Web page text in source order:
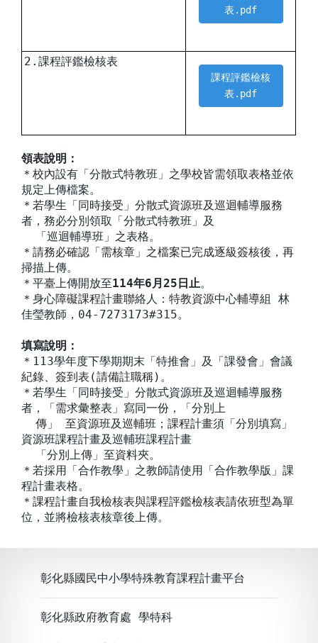
表.pdf
2.課程評鑑檢核表
課程評鑑檢核
表.pdf
領表說明：
＊校內設有「分散式特教班」之學校皆需領取表格並依
規定上傳檔案。
＊若學生「同時接受」分散式資源班及巡迴輔導服務
者，務必分別領取「分散式特教班」及
「巡迴輔導班」之表格。
＊請務必確認「需核章」之檔案已完成逐級簽核後，再
掃描上傳。
＊平臺上傳開放至114年6月25日止。
＊身心障礙課程計畫聯絡人：特教資源中心輔導組 林
佳瑩教師，04-7273173#315。
填寫說明：
＊113學年度下學期期末「特推會」及「課發會」會議
紀錄、簽到表(請備註職稱)。
＊若學生「同時接受」分散式資源班及巡迴輔導服務
者，「需求彙整表」寫同一份，「分別上
傳」 至資源班及巡輔班；課程計畫須「分別填寫」
資源班課程計畫及巡輔班課程計畫
「分別上傳」至資料夾。
＊若採用「合作教學」之教師請使用「合作教學版」課
程計畫表格。
＊課程計畫自我檢核表與課程評鑑檢核表請依班型為單
位，並將檢核表核章後上傳。
彰化縣國民中小學特殊教育課程計畫平台
彰化縣政府教育處 學特科